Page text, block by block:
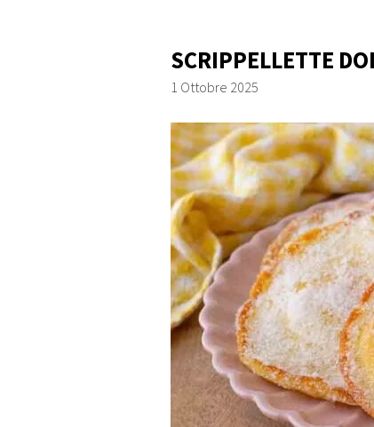
SCRIPPELLETTE
1 Ottobre 2025